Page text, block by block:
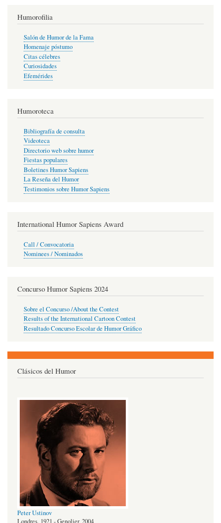
Humorofilia
Salón de Humor de la Fama
Homenaje póstumo
Citas célebres
Curiosidades
Efemérides
Humoroteca
Bibliografía de consulta
Videoteca
Directorio web sobre humor
Fiestas populares
Boletines Humor Sapiens
La Reseña del Humor
Testimonios sobre Humor Sapiens
International Humor Sapiens Award
Call / Convocatoria
Nominees / Nominados
Concurso Humor Sapiens 2024
Sobre el Concurso /About the Contest
Results of the International Cartoon Contest
Resultado Concurso Escolar de Humor Gráfico
Clásicos del Humor
Peter Ustinov
Londres, 1921 - Genolier, 2004